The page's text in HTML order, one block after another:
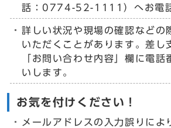
話：0774-52-1111）へお電話
詳しい状況や現場の確認などの
いただくことがあります。差し
「お問い合わせ内容」欄に電話
いします。
お気を付けください！
メールアドレスの入力誤りによ